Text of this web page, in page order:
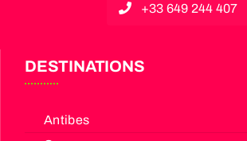
+33 649 244 407
DESTINATIONS
Antibes